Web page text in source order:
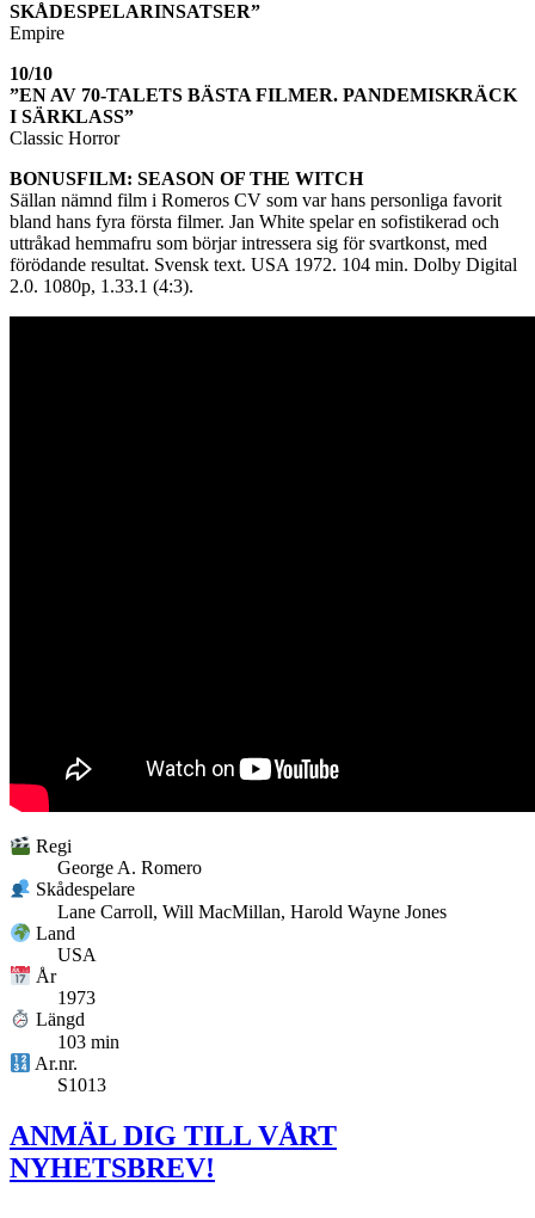
SKÅDESPELARINSATSER”
Empire
10/10
”EN AV 70-TALETS BÄSTA FILMER. PANDEMISKRÄCK
I SÄRKLASS”
Classic Horror
BONUSFILM: SEASON OF THE WITCH
Sällan nämnd film i Romeros CV som var hans personliga favorit
bland hans fyra första filmer. Jan White spelar en sofistikerad och
uttråkad hemmafru som börjar intressera sig för svartkonst, med
förödande resultat. Svensk text. USA 1972. 104 min. Dolby Digital
2.0. 1080p, 1.33.1 (4:3).
Regi
George A. Romero
Skådespelare
Lane Carroll, Will MacMillan, Harold Wayne Jones
Land
USA
År
1973
Längd
103 min
Ar.nr.
S1013
ANMÄL DIG TILL VÅRT
NYHETSBREV!